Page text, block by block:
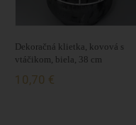
Dekoračná klietka, kovová s
vtáčikom, biela, 38 cm
10,70 €